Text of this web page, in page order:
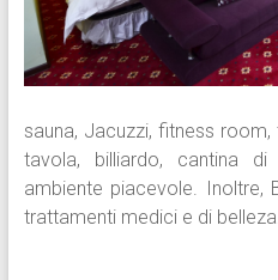
sauna, Jacuzzi, fitness
tavola, billiardo, cantina
ambiente piacevole. Inoltre,
trattamenti medici e di